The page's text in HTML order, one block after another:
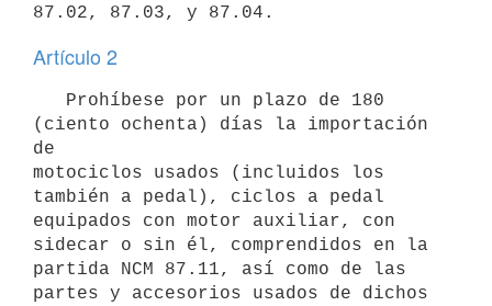
Artículo 2
(ciento ochenta) días la importación
de
motociclos usados (incluidos los
también a pedal), ciclos a pedal
equipados con motor auxiliar, con
sidecar o sin él, comprendidos en la
partida NCM 87.11, así como de las
partes y accesorios usados de dichos